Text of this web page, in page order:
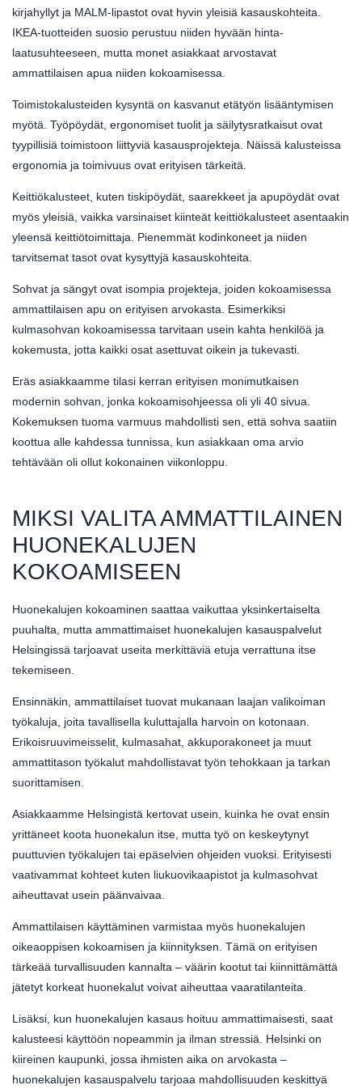
kirjahyllyt ja MALM-lipastot ovat hyvin yleisiä kasauskohteita.
IKEA-tuotteiden suosio perustuu niiden hyvään hinta-
laatusuhteeseen, mutta monet asiakkaat arvostavat
ammattilaisen apua niiden kokoamisessa.
Toimistokalusteiden kysyntä on kasvanut etätyön lisääntymisen
myötä. Työpöydät, ergonomiset tuolit ja säilytysratkaisut ovat
tyypillisiä toimistoon liittyviä kasausprojekteja. Näissä kalusteissa
ergonomia ja toimivuus ovat erityisen tärkeitä.
Keittiökalusteet, kuten tiskipöydät, saarekkeet ja apupöydät ovat
myös yleisiä, vaikka varsinaiset kiinteät keittiökalusteet asentaakin
yleensä keittiötoimittaja. Pienemmät kodinkoneet ja niiden
tarvitsemat tasot ovat kysyttyjä kasauskohteita.
Sohvat ja sängyt ovat isompia projekteja, joiden kokoamisessa
ammattilaisen apu on erityisen arvokasta. Esimerkiksi
kulmasohvan kokoamisessa tarvitaan usein kahta henkilöä ja
kokemusta, jotta kaikki osat asettuvat oikein ja tukevasti.
Eräs asiakkaamme tilasi kerran erityisen monimutkaisen
modernin sohvan, jonka kokoamisohjeessa oli yli 40 sivua.
Kokemuksen tuoma varmuus mahdollisti sen, että sohva saatiin
koottua alle kahdessa tunnissa, kun asiakkaan oma arvio
tehtävään oli ollut kokonainen viikonloppu.
MIKSI VALITA AMMATTILAINEN
HUONEKALUJEN
KOKOAMISEEN
Huonekalujen kokoaminen saattaa vaikuttaa yksinkertaiselta
puuhalta, mutta ammattimaiset huonekalujen kasauspalvelut
Helsingissä tarjoavat useita merkittäviä etuja verrattuna itse
tekemiseen.
Ensinnäkin, ammattilaiset tuovat mukanaan laajan valikoiman
työkaluja, joita tavallisella kuluttajalla harvoin on kotonaan.
Erikoisruuvimeisselit, kulmasahat, akkuporakoneet ja muut
ammattitason työkalut mahdollistavat työn tehokkaan ja tarkan
suorittamisen.
Asiakkaamme Helsingistä kertovat usein, kuinka he ovat ensin
yrittäneet koota huonekalun itse, mutta työ on keskeytynyt
puuttuvien työkalujen tai epäselvien ohjeiden vuoksi. Erityisesti
vaativammat kohteet kuten liukuovikaapistot ja kulmasohvat
aiheuttavat usein päänvaivaa.
Ammattilaisen käyttäminen varmistaa myös huonekalujen
oikeaoppisen kokoamisen ja kiinnityksen. Tämä on erityisen
tärkeää turvallisuuden kannalta – väärin kootut tai kiinnittämättä
jätetyt korkeat huonekalut voivat aiheuttaa vaaratilanteita.
Lisäksi, kun huonekalujen kasaus hoituu ammattimaisesti, saat
kalusteesi käyttöön nopeammin ja ilman stressiä. Helsinki on
kiireinen kaupunki, jossa ihmisten aika on arvokasta –
huonekalujen kasauspalvelu tarjoaa mahdollisuuden keskittyä